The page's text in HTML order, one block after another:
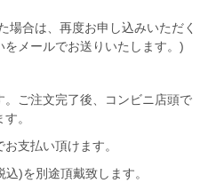
場合は、再度お申し込みいただく
メールでお送りいたします。)
ご注文完了後、コンビニ店頭で
。
支払い頂けます。
)を別途頂戴致します。